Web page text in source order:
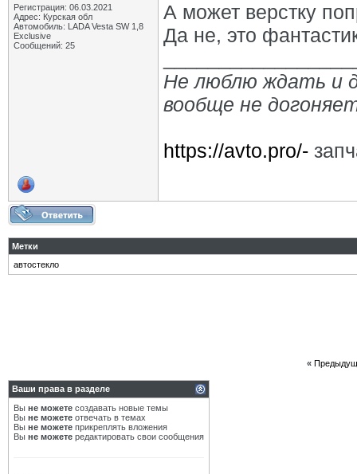
Регистрация: 06.03.2021
Адрес: Курская обл
Автомобиль: LADA Vesta SW 1,8
Exclusive
Сообщений: 25
А может верстку
Да не, это
Не люблю ждать и
вообще не
https://avto.pro/-
Метки
автостекло
«
Ваши права в разделе
Вы не можете создавать новые темы
Вы не можете отвечать в темах
Вы не можете прикреплять вложения
Вы не можете редактировать свои сообщения